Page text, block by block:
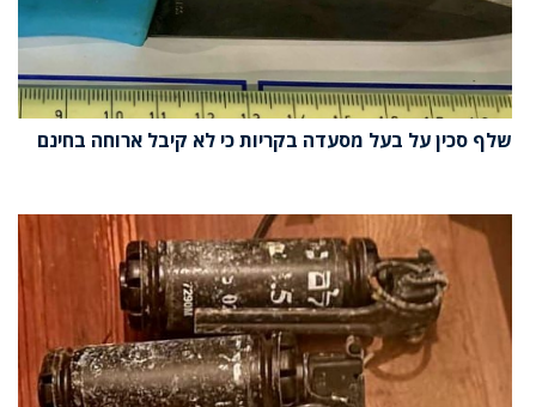
שלף סכין על בעל מסעדה בקריות כי לא קיבל ארוחה בחינם